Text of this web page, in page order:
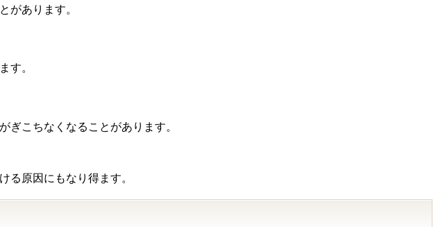
があります。
す。
ぎこちなくなることがあります。
る原因にもなり得ます。